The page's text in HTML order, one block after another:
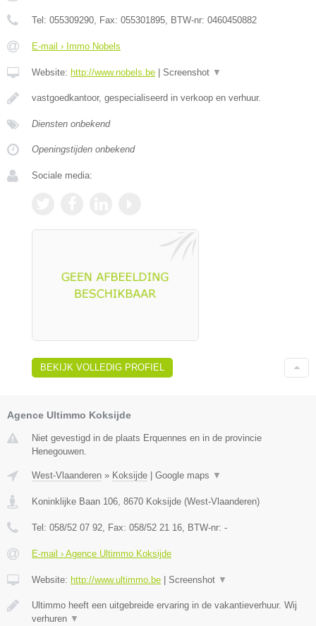
Tel: 055309290 , Fax: 055301895 , BTW-nr: 0460450882
E-mail › Immo Nobels
Website: http://www.nobels.be | Screenshot ▼
vastgoedkantoor, gespecialiseerd in verkoop en verhuur.
Diensten onbekend
Openingstijden onbekend
Sociale media:
BEKIJK VOLLEDIG PROFIEL
Agence Ultimmo Koksijde
Niet gevestigd in de plaats Erquennes en in de provincie
Henegouwen.
West-Vlaanderen » Koksijde Google maps ▼
Koninklijke Baan 106, 8670 Koksijde (West-Vlaanderen)
Tel: 058/52 07 92, Fax: 058/52 21 16, BTW-nr: -
E-mail › Agence Ultimmo Koksijde
Website: http://www.ultimmo.be Screenshot ▼
Ultimmo heeft een uitgebreide ervaring in de vakantieverhuur. Wij
verhuren ▼